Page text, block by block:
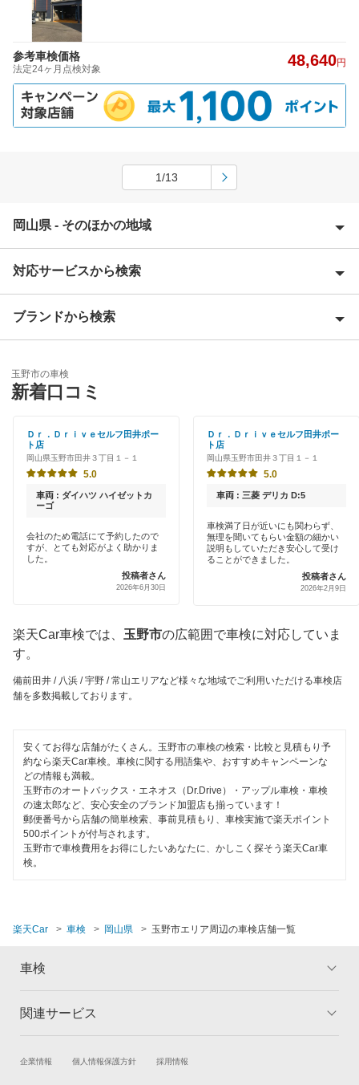
参考車検価格
法定24ヶ月点検対象 48,640円
1/13
岡山県 - そのほかの地域
英田郡
浅口郡
浅口市
井原市
小田郡
加賀郡
笠岡市
勝田郡
瀬戸内市
高梁市
津山市
苫田郡
新見市
備前市
真庭市
美作市
対応サービスから検索
Award 受賞店
特典あり
新車初回割りあり
土日祝OK
輸入車OK
ハイブリッド車OK
120分以内の車検
1日車検
夜間受付
整備保証
ブランドから検索
「車検の速太郎」
オートバックス
出光リテール車検
車検のコバック
出光興産「らくらく安心車検」
くるまクリニック
安心WE！車検
玉野市の車検
新着口コミ
Ｄｒ．Ｄｒｉｖｅセルフ田井ポー
ト店
岡山県玉野市田井３丁目１－１
5.0
車両 : ダイハツ ハイゼットカ
ーゴ
会社のため電話にて予約したので
すが、とても対応がよく助かりま
した。
投稿者さん
2026年6月30日
Ｄｒ．Ｄｒｉｖｅセルフ田井ポー
ト店
岡山県玉野市田井３丁目１－１
5.0
車両 : 三菱 デリカ D:5
車検満了日が近いにも関わらず、
無理を聞いてもらい金額の細かい
説明もしていただき安心して受け
ることができました。
投稿者さん
2026年2月9日
楽天Car車検では、 玉野市の広範囲で車検に対応していま
す。
備前田井 / 八浜 / 宇野 / 常山エリアなど様々な地域でご利用いただける車検店
舗を多数掲載しております。
安くてお得な店舗がたくさん。玉野市の車検の検索・比較と見積もり予
約なら楽天Car車検。車検に関する用語集や、おすすめキャンペーンな
どの情報も満載。
玉野市のオートバックス・エネオス（Dr.Drive）・アップル車検・車検
の速太郎など、安心安全のブランド加盟店も揃っています！
郵便番号から店舗の簡単検索、事前見積もり、車検実施で楽天ポイント
500ポイントが付与されます。
玉野市で車検費用をお得にしたいあなたに、かしこく探そう楽天Car車
検。
楽天Car 車検 岡山県 玉野市エリア周辺の車検店舗一覧
車検
トップ
車検の基礎知識 キャンペーン一覧
関連サービス
試乗・商談 新車購入
企業情報 個人情報保護方針 採用情報